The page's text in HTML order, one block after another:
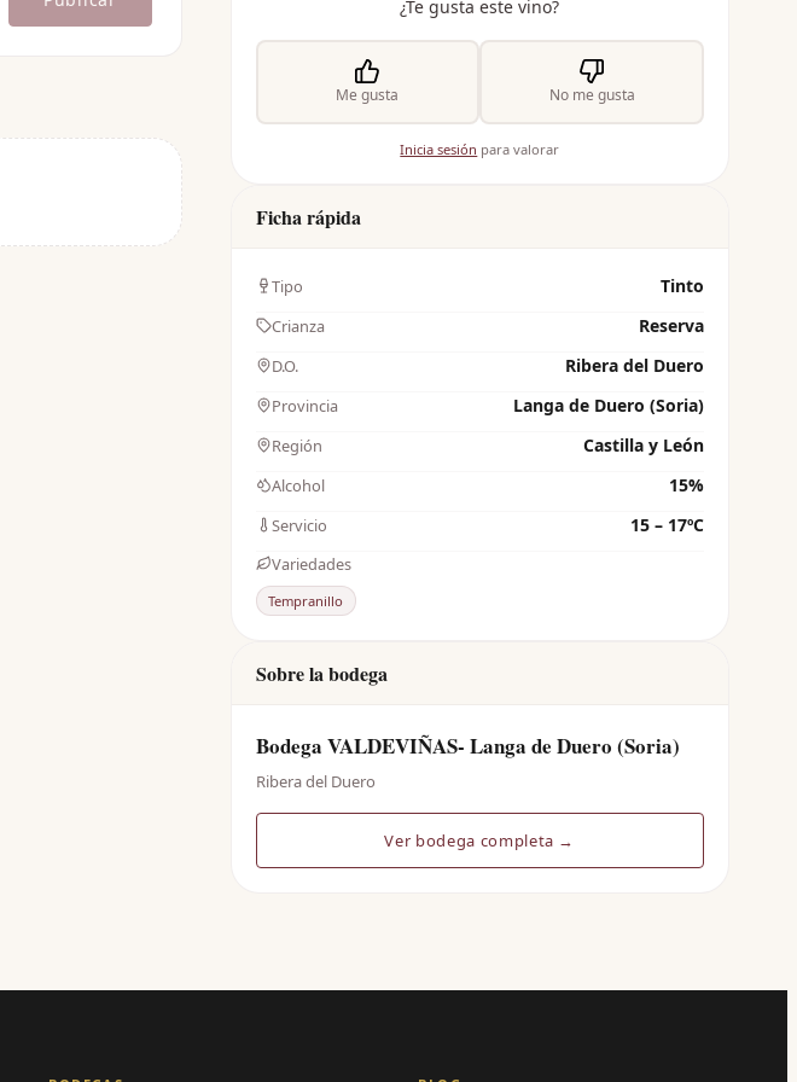
¿Te gusta este vino?
Me gusta No me gusta
Inicia sesión para valorar
Ficha rápida
Tipo Tinto
Crianza Reserva
D.O. Ribera del Duero
Provincia Langa de Duero (Soria)
Región Castilla y León
Alcohol 15%
Servicio 15 – 17ºC
Variedades
Tempranillo
Sobre la bodega
Bodega VALDEVIÑAS- Langa de Duero (Soria)
Ribera del Duero
Ver bodega completa →